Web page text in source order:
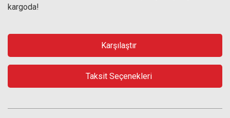
kargoda!
Karşılaştır
Taksit Seçenekleri